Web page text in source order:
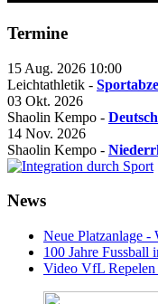
Termine
15 Aug. 2026 10:00
Leichtathletik -
03 Okt. 2026
Shaolin Kempo -
14 Nov. 2026
Shaolin Kempo -
News
Neue Platzanlage
100 Jahre Fussball
Video VfL